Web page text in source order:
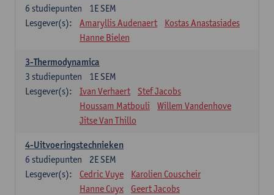
1E SEM
6 studiepunten
Lesgever(s):
Amaryllis Audenaert
Kostas Anastasiades
Hanne Bielen
3-Thermodynamica
1E SEM
3 studiepunten
Lesgever(s):
Ivan Verhaert
Stef Jacobs
Houssam Matbouli
Willem Vandenhove
Jitse Van Thillo
4-Uitvoeringstechnieken
2E SEM
6 studiepunten
Lesgever(s):
Cedric Vuye
Karolien Couscheir
Hanne Cuyx
Geert Jacobs